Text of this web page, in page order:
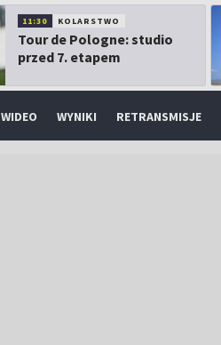
11:30 KOLARSTWO
Tour de Pologne: studio
przed 7. etapem
WIDEO WYNIKI RETRANSMISJE